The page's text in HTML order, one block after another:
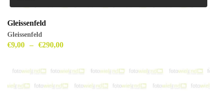
Gleissenfeld
Gleissenfeld
€9,00 – €290,00